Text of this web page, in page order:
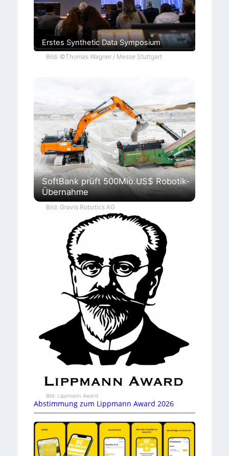
Erstes Synthetic Data Symposium
Bild: ©Thomas Wagner / Messe Stuttgart
SoftBank prüft 500Mio.US$ Robotik-
Übernahme
Bild: Gravis Robotics AG
Bild: Lippmann Award
Abstimmung zum Lippmann Award 2026